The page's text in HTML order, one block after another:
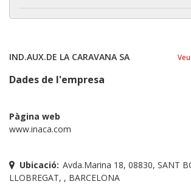
IND.AUX.DE LA CARAVANA SA
Dades de l'empresa
Pàgina web
www.inaca.com
Ubicació: Avda.Marina 18, 08830, SANT
LLOBREGAT, , BARCELONA